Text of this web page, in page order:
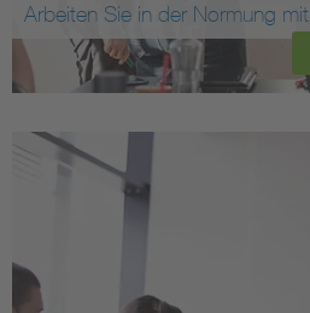
Arbeiten Sie in der Normung mit